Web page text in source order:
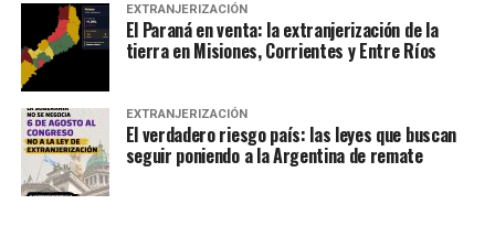
EXTRANJERIZACIÓN
El Paraná en venta: la extranjerización de la
tierra en Misiones, Corrientes y Entre Ríos
EXTRANJERIZACIÓN
El verdadero riesgo país: las leyes que buscan
seguir poniendo a la Argentina de remate